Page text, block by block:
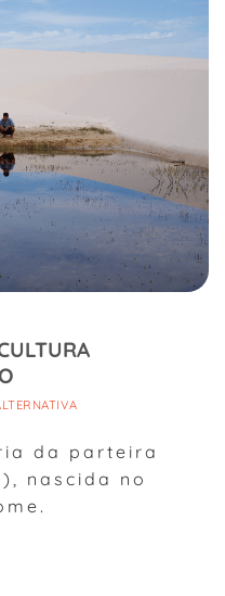
da parteira
nascida no